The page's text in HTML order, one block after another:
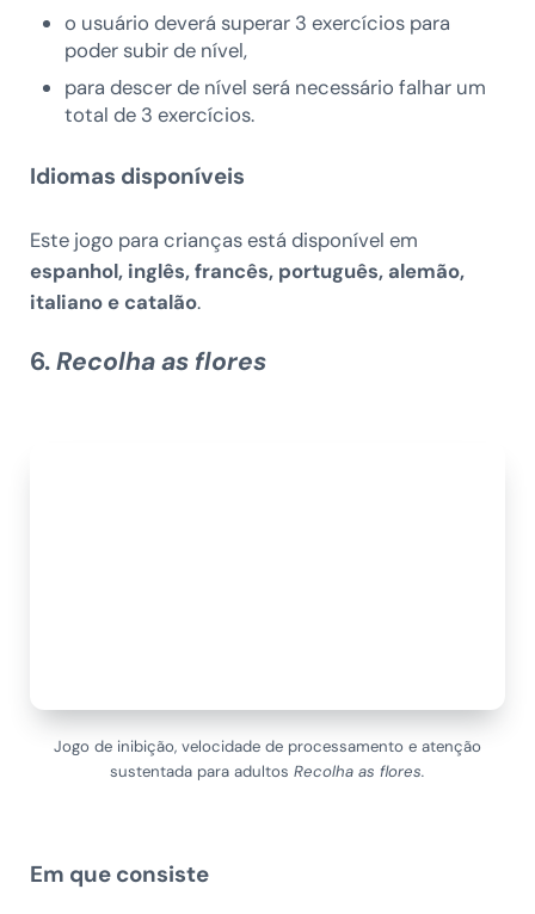
o usuário deverá superar 3 exercícios para
poder subir de nível,
para descer de nível será necessário falhar um
total de 3 exercícios.
Idiomas disponíveis
Este jogo para crianças está disponível em
espanhol, inglês, francês, português, alemão,
italiano e catalão.
6.Recolha as flores
Jogo de inibição, velocidade de processamento e atenção
sustentada para adultos Recolha as flores.
Em que consiste